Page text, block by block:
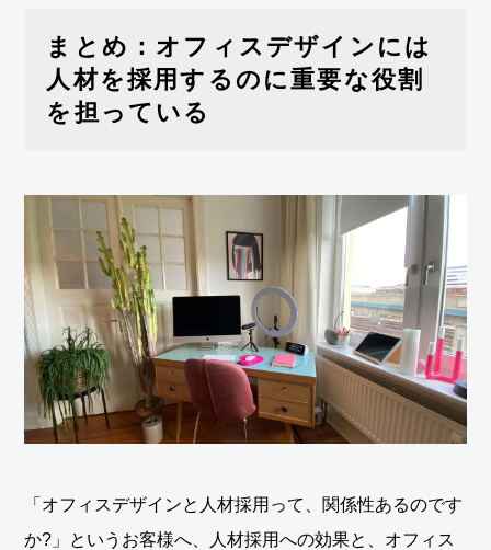
まとめ：オフィスデザインには
人材を採用するのに重要な役割
を担っている
「オフィスデザインと人材採用って、関係性あるのです
か?」というお客様へ、人材採用への効果と、オフィス